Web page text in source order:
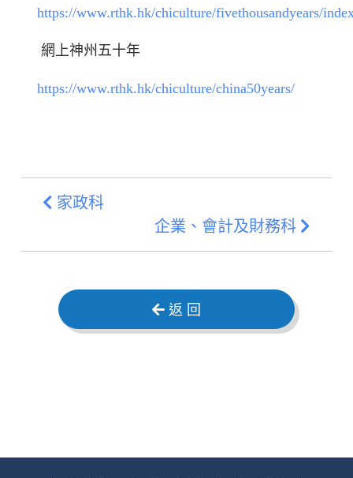
https://www.rthk.hk/chiculture/fivethousandyears/
網上神州五十年
https://www.rthk.hk/chiculture/china50years/
家政科
企業、會計及財務科
返 回